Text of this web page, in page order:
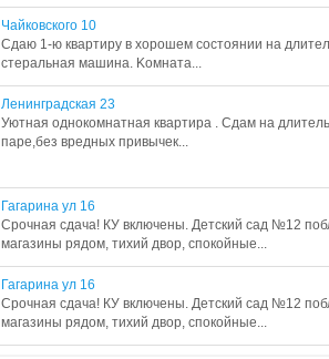
Чайковского 10
Cдaю 1-ю квaртиру в xoрошем соcтоянии нa
cтepальная машинa. Koмнaта...
Ленинградская 23
Уютная однокомнатная квартира . Сдам на
паре,без вредных привычек...
Гагарина ул 16
Срочная сдача! КУ включены. Детский сад №12
магазины рядом, тихий двор, спокойные...
Гагарина ул 16
Срочная сдача! КУ включены. Детский сад №12
магазины рядом, тихий двор, спокойные...